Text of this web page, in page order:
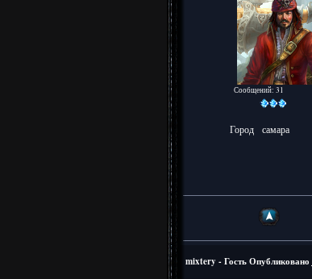
Сообщений: 31
Город самара
mixtery - ГостьОпубликовано